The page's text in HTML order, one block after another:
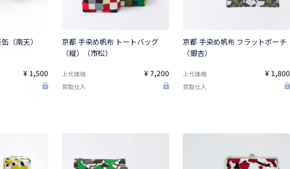
（南天）
¥ 1,500
京都 手染め帆布 トートバッグ
（縦）（市松）
上代価格 ¥ 7,200
買取仕入
京都 手染め帆布 フラットポーチ
（銀杏）
上代価格 ¥ 1,800
買取仕入